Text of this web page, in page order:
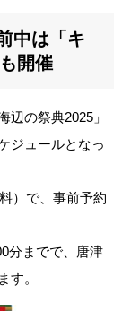
中は「キ
開催
の祭典2025」
ジュールとなっ
）で、事前予約
分までで、唐津
す。